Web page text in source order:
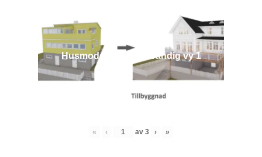
Husmodell 1970 - Utvändig vy 1
« ‹ av 3 › »